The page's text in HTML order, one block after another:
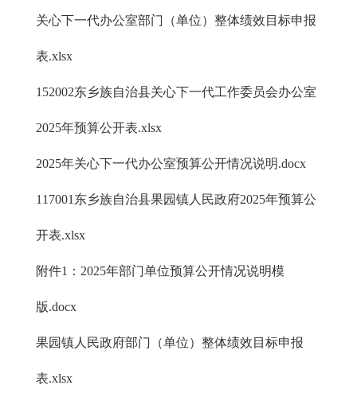
关心下一代办公室部门（单位）整体绩效目标申报
表.xlsx
152002东乡族自治县关心下一代工作委员会办公室
2025年预算公开表.xlsx
2025年关心下一代办公室预算公开情况说明.docx
117001东乡族自治县果园镇人民政府2025年预算公
开表.xlsx
附件1：2025年部门单位预算公开情况说明模
版.docx
果园镇人民政府部门（单位）整体绩效目标申报
表.xlsx